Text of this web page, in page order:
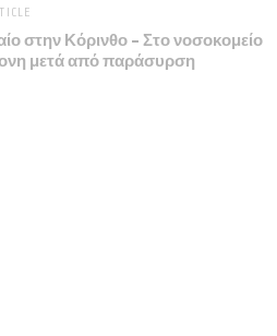
στην Κόρινθο – Στο νοσοκομείο
μετά από παράσυρση